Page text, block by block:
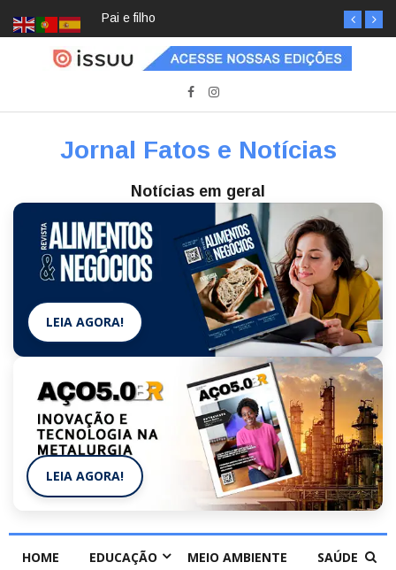
Pai e filho
Jornal Fatos e Notícias
Notícias em geral
LEIA AGORA!
LEIA AGORA!
HOME EDUCAÇÃO MEIO AMBIENTE SAÚDE